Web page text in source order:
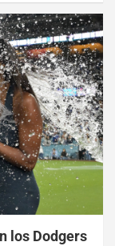
los Dodgers